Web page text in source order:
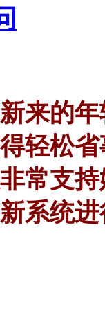
来的
轻松
常支
系统